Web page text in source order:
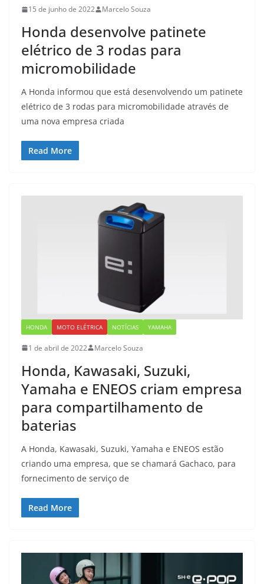
15 de junho de 2022 Marcelo Souza
Honda desenvolve patinete
elétrico de 3 rodas para
micromobilidade
A Honda informou que está desenvolvendo um patinete
elétrico de 3 rodas para micromobilidade através de
uma nova empresa criada
Read More
HONDA MOTO ELÉTRICA NOTÍCIAS YAMAHA
1 de abril de 2022 Marcelo Souza
Honda, Kawasaki, Suzuki,
Yamaha e ENEOS criam empresa
para compartilhamento de
baterias
A Honda, Kawasaki, Suzuki, Yamaha e ENEOS estão
criando uma empresa, que se chamará Gachaco, para
fornecimento de serviço de
Read More